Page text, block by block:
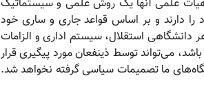
علمی آنها یک روش علمی و سیستماتیک
دارند و بر اساس قواعد جاری و ساری خود
دانشگاهی استقلال، سیستم اداری و الزامات
می‌تواند توسط ذینفعان مورد پیگیری قرار
ما تصمیمات سیاسی گرفته نخواهد شد.